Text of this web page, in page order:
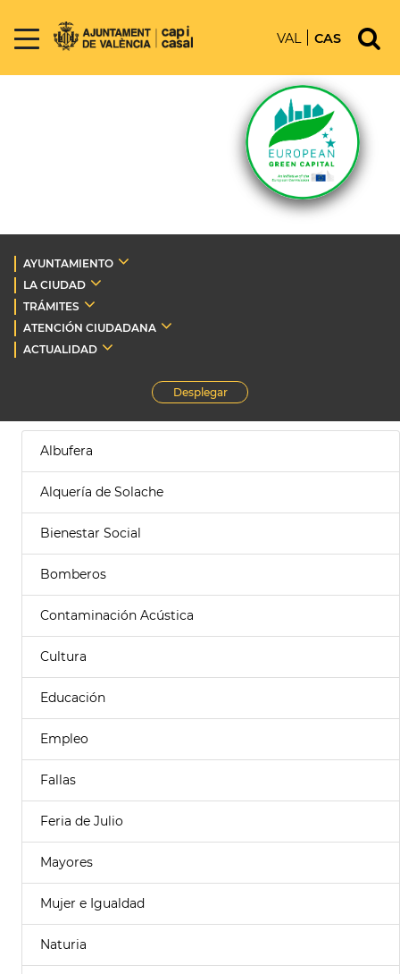
VAL CAS
AYUNTAMIENTO
LA CIUDAD
TRÁMITES
ATENCIÓN CIUDADANA
ACTUALIDAD
Desplegar
Albufera
Alquería de Solache
Bienestar Social
Bomberos
Contaminación Acústica
Cultura
Educación
Empleo
Fallas
Feria de Julio
Mayores
Mujer e Igualdad
Naturia